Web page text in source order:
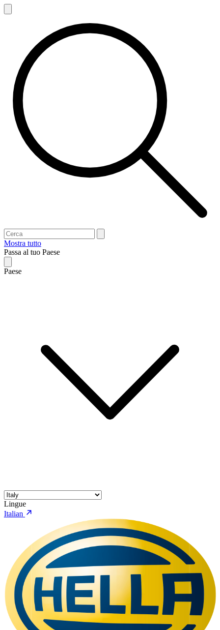
Mostra tutto
Passa al tuo Paese
Paese
Lingue
Italian